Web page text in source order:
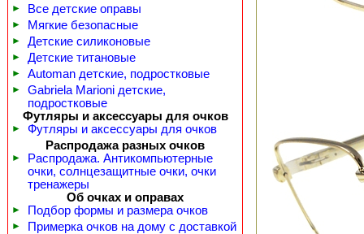
► Все детские оправы
► Мягкие безопасные
► Детские силиконовые
► Детские титановые
► Automan детские, подростковые
►
Gabriela Marioni детские,
подростковые
Футляры и аксессуары для очков
►
Футляры и аксессуары для очков
Распродажа разных очков
►
Распродажа. Антикомпьютерные
очки, солнцезащитные очки, очки
тренажеры
Об очках и оправах
► Подбор формы и размера очков
► Примерка очков на дому с доставкой